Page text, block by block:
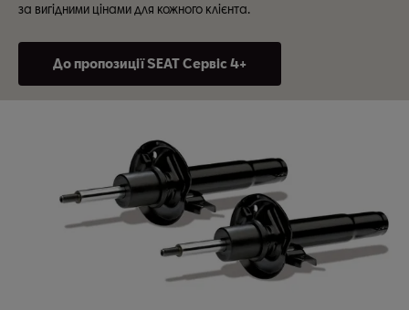
за вигідними цінами для кожного клієнта.
До пропозиції SEAT Сервіс 4+